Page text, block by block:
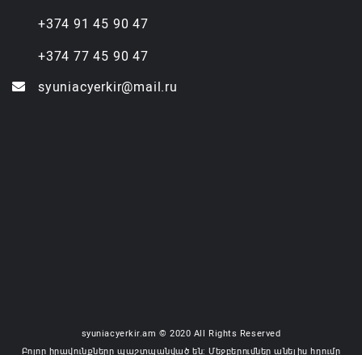
+374 91 45 90 47
+374 77 45 90 47
syuniacyerkir@mail.ru
syuniacyerkir.am © 2020 All Rights Reserved
Բոլոր իրավունքները պաշտպանված են: Մեջբերումներ անելիս հղումը